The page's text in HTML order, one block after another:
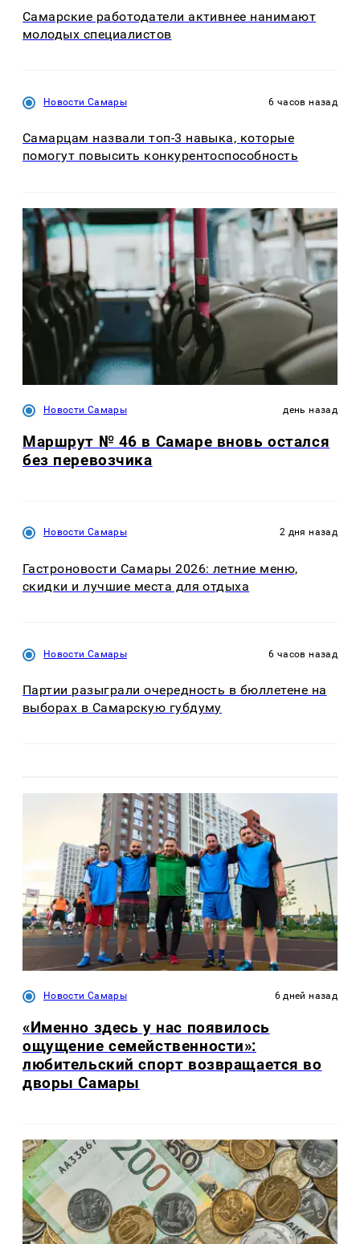
Самарские работодатели активнее нанимают
молодых специалистов
Новости Самары 6 часов назад
Самарцам назвали топ-3 навыка, которые
помогут повысить конкурентоспособность
Новости Самары день назад
Маршрут № 46 в Самаре вновь остался
без перевозчика
Новости Самары 2 дня назад
Гастроновости Самары 2026: летние меню,
скидки и лучшие места для отдыха
Новости Самары 6 часов назад
Партии разыграли очередность в бюллетене на
выборах в Самарскую губдуму
Новости Самары 6 дней назад
«Именно здесь у нас появилось
ощущение семейственности»:
любительский спорт возвращается во
дворы Самары